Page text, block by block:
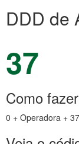
DDD de
37
Como
0 + Operadora +